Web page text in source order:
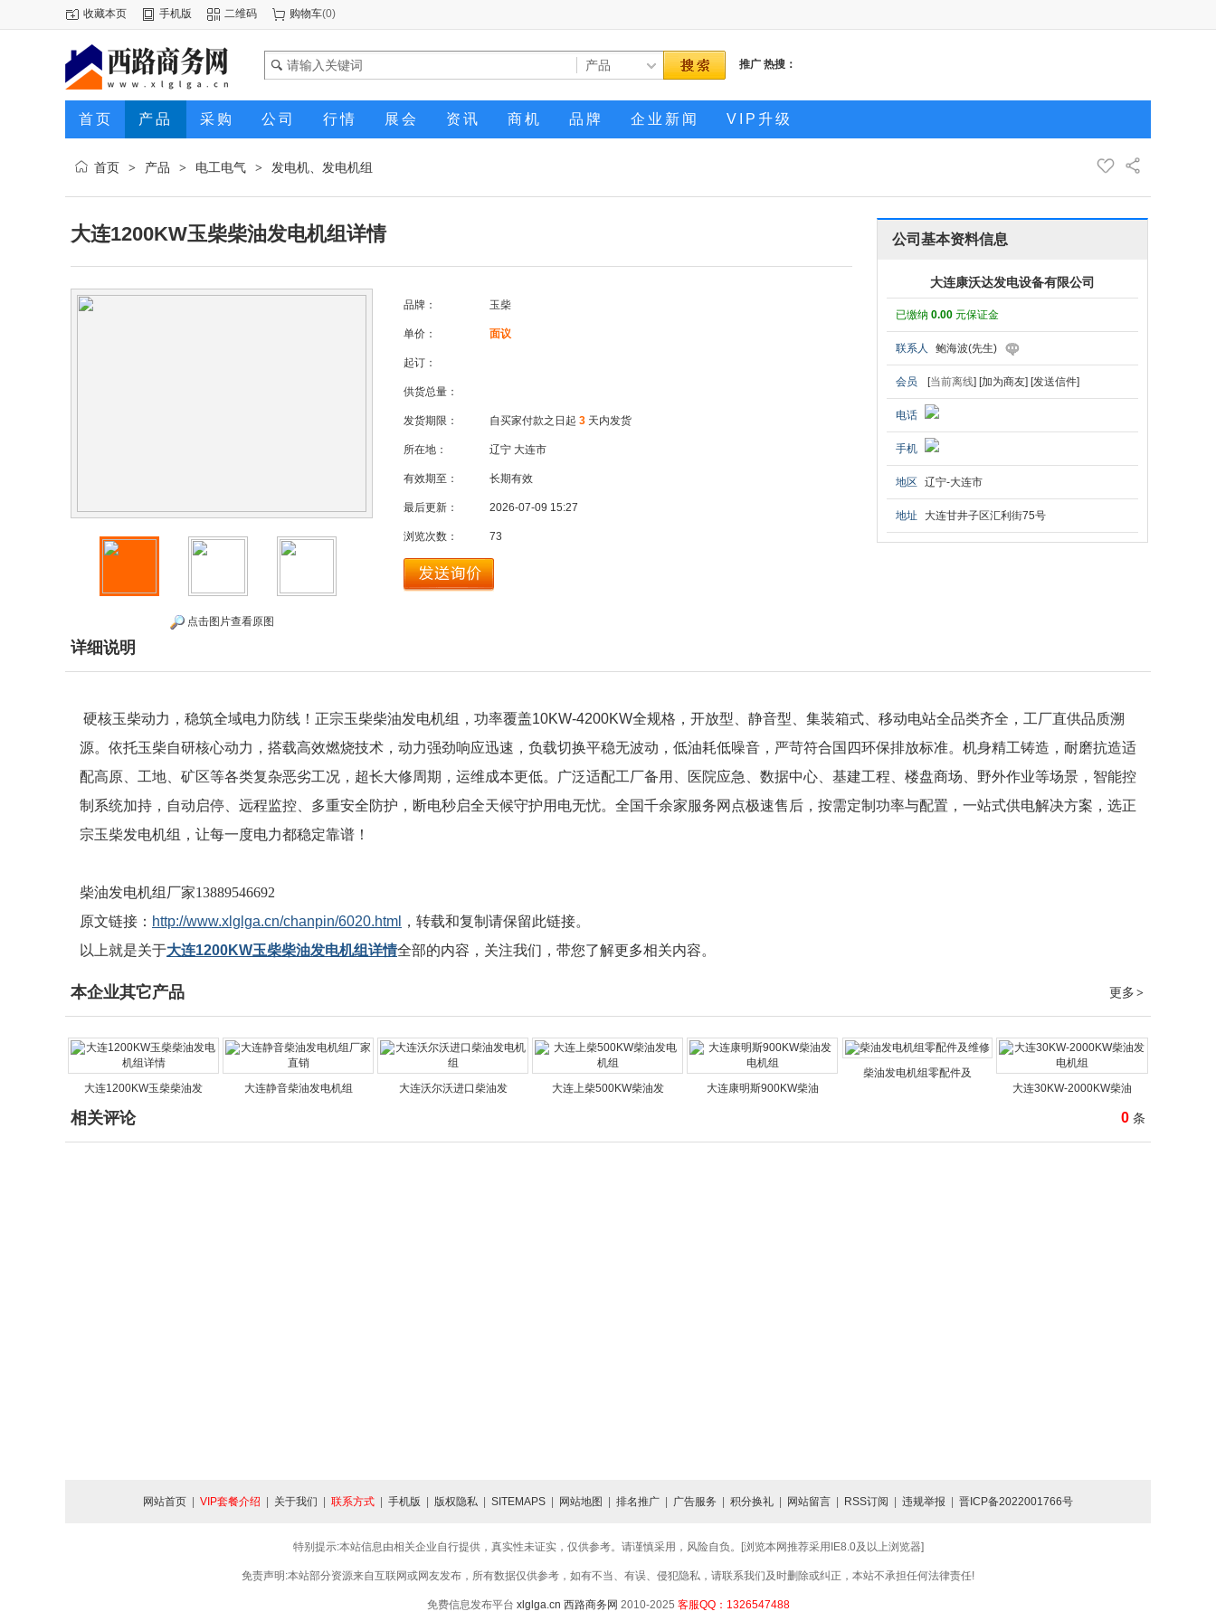
收藏本页 手机版 二维码 购物车(0)
推广 热搜：
首页 产品 采购 公司 行情 展会 资讯 商机 品牌 企业新闻 VIP升级
首页 > 产品 > 电工电气 > 发电机、发电机组
大连1200KW玉柴柴油发电机组详情
点击图片查看原图
品牌： 玉柴
单价： 面议
起订：
供货总量：
发货期限： 自买家付款之日起 3 天内发货
所在地： 辽宁 大连市
有效期至： 长期有效
最后更新： 2026-07-09 15:27
浏览次数： 73
公司基本资料信息
大连康沃达发电设备有限公司
已缴纳 0.00 元保证金
联系人 鲍海波(先生)
会员 [当前离线] [加为商友] [发送信件]
电话
手机
地区 辽宁-大连市
地址 大连甘井子区汇利街75号
详细说明
硬核玉柴动力，稳筑全域电力防线！正宗玉柴柴油发电机组，功率覆盖10KW-4200KW全规格，开放型、静音型、集装箱式、移动电站全品类齐全，工厂直供品质溯
源。依托玉柴自研核心动力，搭载高效燃烧技术，动力强劲响应迅速，负载切换平稳无波动，低油耗低噪音，严苛符合国四环保排放标准。机身精工铸造，耐磨抗造适
配高原、工地、矿区等各类复杂恶劣工况，超长大修周期，运维成本更低。广泛适配工厂备用、医院应急、数据中心、基建工程、楼盘商场、野外作业等场景，智能控
制系统加持，自动启停、远程监控、多重安全防护，断电秒启全天候守护用电无忧。全国千余家服务网点极速售后，按需定制功率与配置，一站式供电解决方案，选正
宗玉柴发电机组，让每一度电力都稳定靠谱！
柴油发电机组厂家13889546692
原文链接： http://www.xlglga.cn/chanpin/6020.html
，转载和复制请保留此链接。
以上就是关于大连1200KW玉柴柴油发电机组详情全部的内容，关注我们，带您了解更多相关内容。
更多 >
本企业其它产品
大连1200KW玉柴柴油发 大连静音柴油发电机组 大连沃尔沃进口柴油发 大连上柴500KW柴油发 大连康明斯900KW柴油
柴油发电机组零配件及
大连30KW-2000KW柴油
0 条
相关评论
网站首页 VIP套餐介绍 关于我们 联系方式 手机版 版权隐私 SITEMAPS 网站地图 排名推广 广告服务 积分换礼 网站留言 RSS订阅 违规举报 晋ICP备2022001766号
特别提示:本站信息由相关企业自行提供，真实性未证实，仅供参考。请谨慎采用，风险自负。[浏览本网推荐采用IE8.0及以上浏览器]
免责声明:本站部分资源来自互联网或网友发布，所有数据仅供参考，如有不当、有误、侵犯隐私，请联系我们及时删除或纠正，本站不承担任何法律责任!
免费信息发布平台 xlglga.cn 西路商务网 2010-2025 客服QQ：1326547488